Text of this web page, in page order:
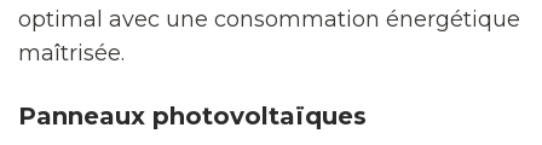
optimal avec une consommation énergétique
maîtrisée.
Panneaux photovoltaïques